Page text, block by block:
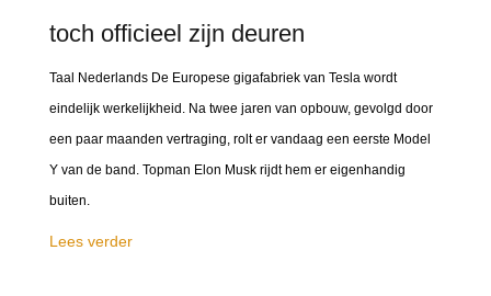
toch officieel zijn deuren
Taal Nederlands De Europese gigafabriek van Tesla wordt
eindelijk werkelijkheid. Na twee jaren van opbouw, gevolgd door
een paar maanden vertraging, rolt er vandaag een eerste Model
Y van de band. Topman Elon Musk rijdt hem er eigenhandig
buiten.
Lees verder